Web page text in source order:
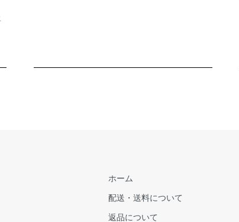
ホーム
配送・送料について
返品について